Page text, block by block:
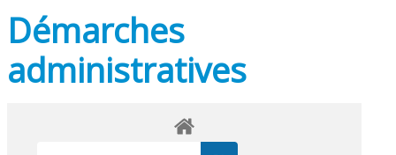
Démarches
administratives